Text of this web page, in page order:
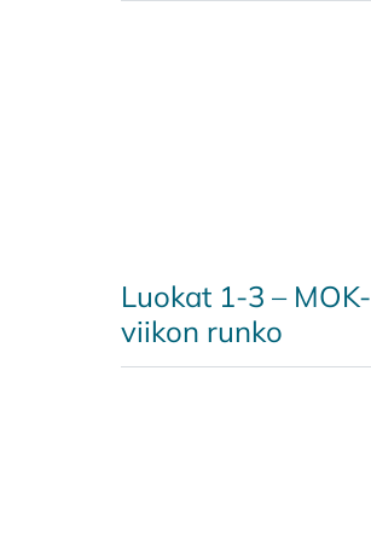
Luokat 1-3 – MOK-
viikon runko